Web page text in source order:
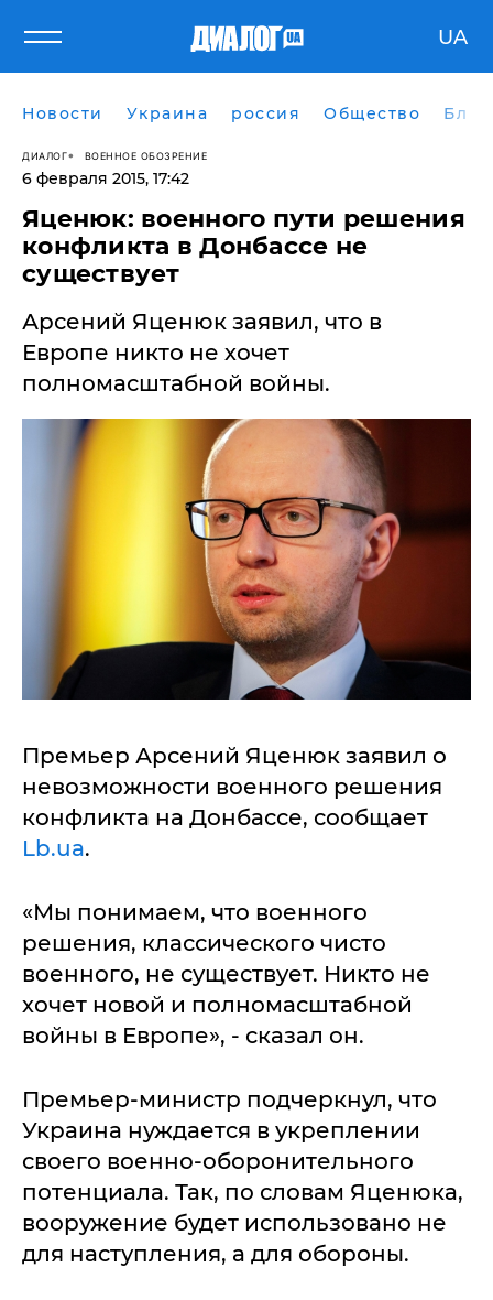
UA
Новости Украина россия Общество
ДИАЛОГ ВОЕННОЕ ОБОЗРЕНИЕ
6 февраля 2015, 17:42
Яценюк: военного пути решения
конфликта в Донбассе не
существует
Арсений Яценюк заявил, что в
Европе никто не хочет
полномасштабной войны.
Премьер Арсений Яценюк заявил о
невозможности военного решения
конфликта на Донбассе, сообщает
Lb.ua.
«Мы понимаем, что военного
решения, классического чисто
военного, не существует. Никто не
хочет новой и полномасштабной
войны в Европе», - сказал он.
Премьер-министр подчеркнул, что
Украина нуждается в укреплении
своего военно-оборонительного
потенциала. Так, по словам Яценюка,
вооружение будет использовано не
для наступления, а для обороны.